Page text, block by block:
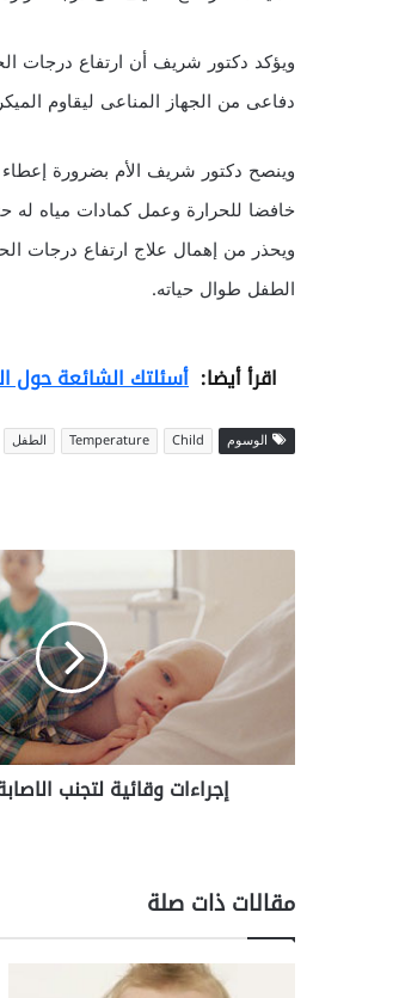
ويؤكد دكتور شريف أن ارتفاع
دفاعى من الجهاز المناعى ليقاوم
وينصح دكتور شريف الأم بضرورة
خافضا للحرارة وعمل كمادات مياه له
ويحذر من إهمال علاج ارتفاع درجات
الطفل طوال حياته.
اقرأ أيضا: أسئلتك الشائعة حول
الوسوم Child
Temperature الطفل
ج
ر
ء
ق
ت
ج
إجراءات وقائية لتجنب
مقالات ذات صلة